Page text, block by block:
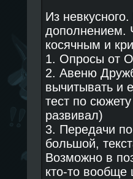
Из
дополнением.
косячным и
1. Опросы от
2. Авеню
вычитывать и
тест по
развивал)
3. Передачи
большой,
Возможно в
кто-то вообще